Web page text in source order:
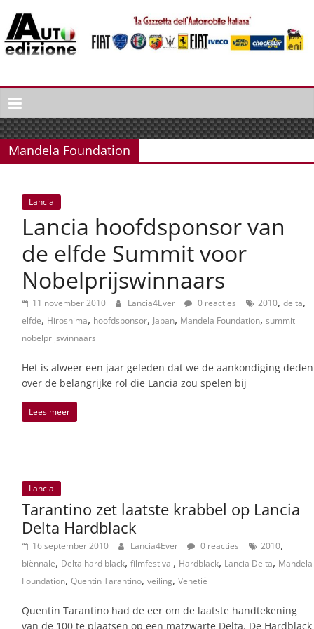
naar
inhoud
Auto
Edizione
La
Gazetta
dell'Automobile
Italiaans
autonieuws
lifestyle
Mandela Foundation
Lancia
Lancia hoofdsponsor van
de elfde Summit voor
Nobelprijswinnaars
11 november 2010 Lancia4Ever 0 reacties 2010, delta,
elfde, Hiroshima, hoofdsponsor, Japan, Mandela Foundation, summit
nobelprijswinnaars
Het is alweer een jaar geleden dat we de aankondiging deden
over de belangrijke rol die Lancia zou spelen bij
Lees meer
Lancia
Tarantino zet laatste krabbel op Lancia
Delta Hardblack
16 september 2010 Lancia4Ever 0 reacties 2010,
biënnale, Delta hard black, filmfestival, Hardblack, Lancia Delta, Mandela
Foundation, Quentin Tarantino, veiling, Venetië
Quentin Tarantino had de eer om de laatste handtekening
van de 100 te plaatsen op een matzwarte Delta. De Hardblack